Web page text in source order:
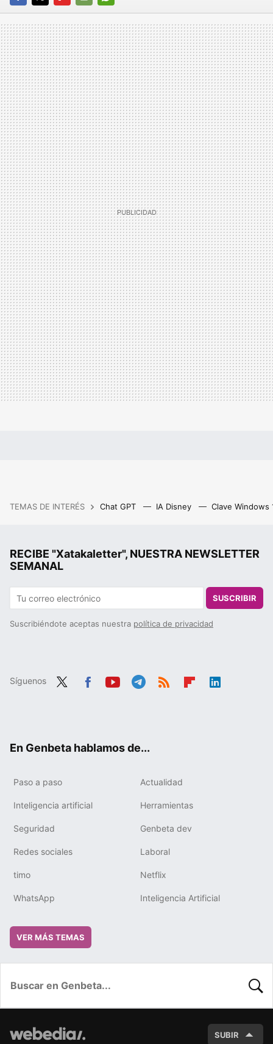
FACEBOOK
TWITTERFLIPBOARD
E-
MAIL
WHATSAPP
TEMAS DE INTERÉS Chat GPT IA Disney Clave Windows
RECIBE "Xatakaletter", NUESTRA NEWSLETTER
SEMANAL
SUSCRIBIR
Suscribiéndote aceptas nuestra política de privacidad
Síguenos
En Genbeta hablamos de...
Paso a paso Actualidad
Inteligencia artificial Herramientas
Seguridad Genbeta dev
Redes sociales Laboral
timo Netflix
WhatsApp Inteligencia Artificial
VER MÁS TEMAS
SUBIR